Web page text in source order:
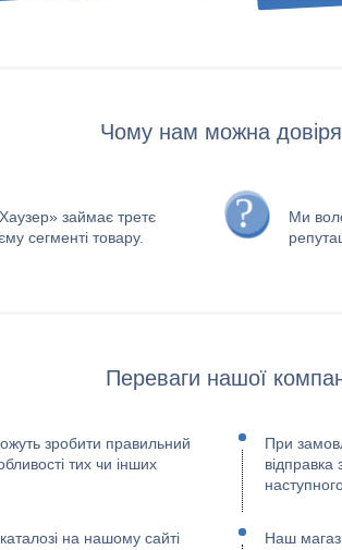
Чому нам можна
займає третє
сегменті товару.
Ми
Переваги нашої
зробити правильний
тих чи інших
При
на нашому сайті
Наш